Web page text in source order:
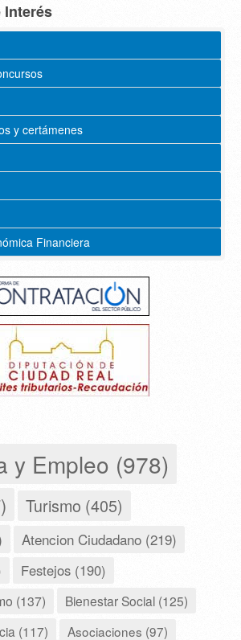
Interés
y certámenes
Financiera
y Empleo (978)
Turismo (405)
Atencion Ciudadano (219)
Festejos (190)
(137)
Bienestar Social (125)
(117)
Asociaciones (97)